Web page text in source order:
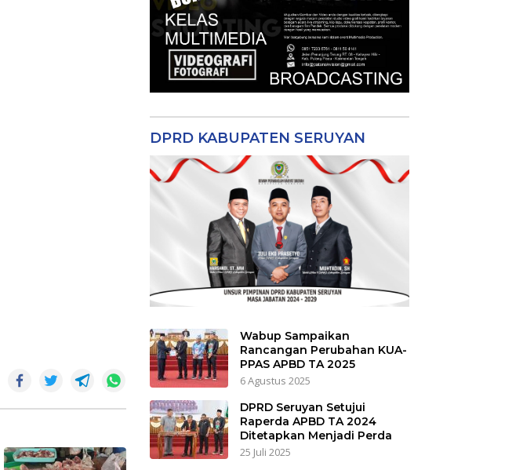
DPRD KABUPATEN SERUYAN
Wabup Sampaikan
Rancangan Perubahan KUA-
PPAS APBD TA 2025
6 Agustus 2025
DPRD Seruyan Setujui
Raperda APBD TA 2024
Ditetapkan Menjadi Perda
25 Juli 2025